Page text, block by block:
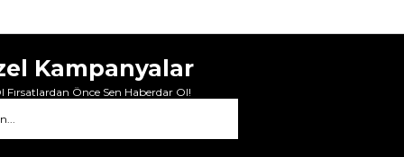
Kampanyalar
Fırsatlardan Önce Sen Haberdar Ol!